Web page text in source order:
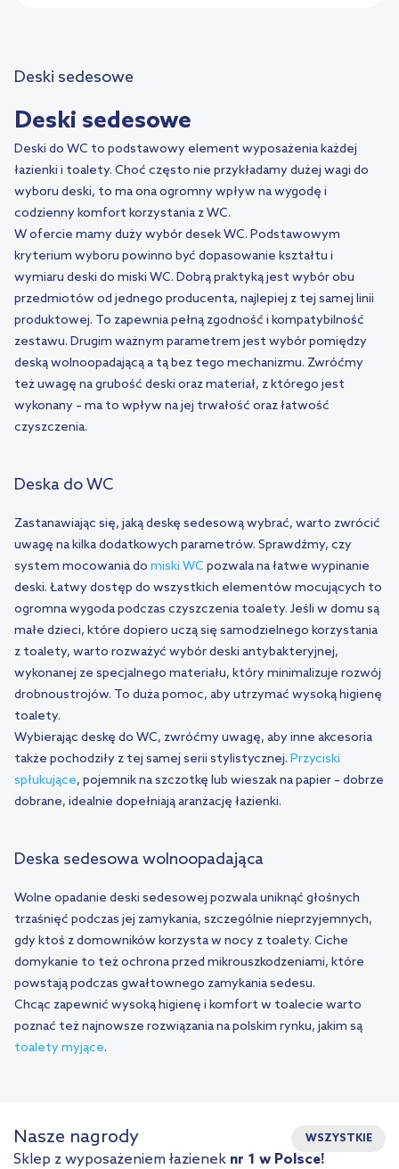
Deski sedesowe
Deski sedesowe
Deski do WC to podstawowy element wyposażenia każdej
łazienki i toalety. Choć często nie przykładamy dużej wagi do
wyboru deski, to ma ona ogromny wpływ na wygodę i
codzienny komfort korzystania z WC.
W ofercie mamy duży wybór desek WC. Podstawowym
kryterium wyboru powinno być dopasowanie kształtu i
wymiaru deski do miski WC. Dobrą praktyką jest wybór obu
przedmiotów od jednego producenta, najlepiej z tej samej linii
produktowej. To zapewnia pełną zgodność i kompatybilność
zestawu. Drugim ważnym parametrem jest wybór pomiędzy
deską wolnoopadającą a tą bez tego mechanizmu. Zwróćmy
też uwagę na grubość deski oraz materiał, z którego jest
wykonany – ma to wpływ na jej trwałość oraz łatwość
czyszczenia.
Deska do WC
Zastanawiając się, jaką deskę sedesową wybrać, warto zwrócić
uwagę na kilka dodatkowych parametrów. Sprawdźmy, czy
system mocowania do miski WC pozwala na łatwe wypinanie
deski. Łatwy dostęp do wszystkich elementów mocujących to
ogromna wygoda podczas czyszczenia toalety. Jeśli w domu są
małe dzieci, które dopiero uczą się samodzielnego korzystania
z toalety, warto rozważyć wybór deski antybakteryjnej,
wykonanej ze specjalnego materiału, który minimalizuje rozwój
drobnoustrojów. To duża pomoc, aby utrzymać wysoką higienę
toalety.
Wybierając deskę do WC, zwróćmy uwagę, aby inne akcesoria
także pochodziły z tej samej serii stylistycznej. Przyciski
spłukujące, pojemnik na szczotkę lub wieszak na papier – dobrze
dobrane, idealnie dopełniają aranżację łazienki.
Deska sedesowa wolnoopadająca
Wolne opadanie deski sedesowej pozwala uniknąć głośnych
trzaśnięć podczas jej zamykania, szczególnie nieprzyjemnych,
gdy ktoś z domowników korzysta w nocy z toalety. Ciche
domykanie to też ochrona przed mikrouszkodzeniami, które
powstają podczas gwałtownego zamykania sedesu.
Chcąc zapewnić wysoką higienę i komfort w toalecie warto
poznać też najnowsze rozwiązania na polskim rynku, jakim są
toalety myjące.
Nasze nagrody WSZYSTKIE
Sklep z wyposażeniem łazienek nr 1 w Polsce!